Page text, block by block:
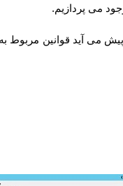
می پردازیم.
می آید قوانین مربوط به